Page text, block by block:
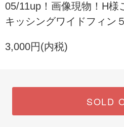
05/11up！画像現物！H様
キッシングワイドフィン
3,000円(内税)
SOLD